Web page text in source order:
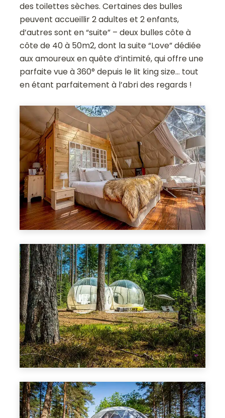
des toilettes sèches. Certaines des bulles
peuvent accueillir 2 adultes et 2 enfants,
d’autres sont en “suite” – deux bulles côte à
côte de 40 à 50m2, dont la suite “Love” dédiée
aux amoureux en quête d’intimité, qui offre une
parfaite vue à 360° depuis le lit king size… tout
en étant parfaitement à l’abri des regards !